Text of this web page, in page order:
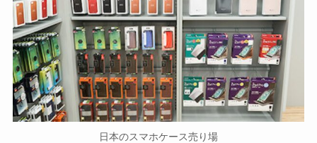
日本のスマホケース売り場